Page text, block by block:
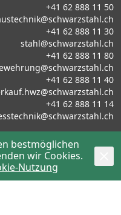
+41 62 888 11 50
+41 62 888 11 30
stahl@schwarzstahl.ch
+41 62 888 11 80
+41 62 888 11 40
+41 62 888 11 14
bestmöglichen
wir Cookies.
Nutzung